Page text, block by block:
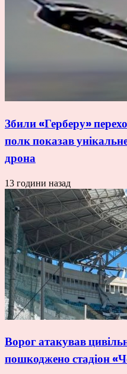
Збили «Герберу»
полк показав
дрона
13 години назад
Ворог атакував
пошкоджено стадіон